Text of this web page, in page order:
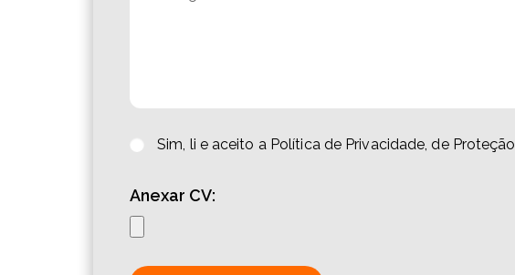
Sim, li e aceito a Política de Privacidade, de
Anexar CV: